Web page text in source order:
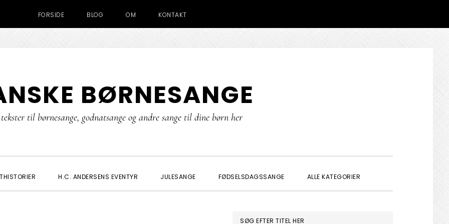
FORSIDE BLOG OM KONTAKT
BØRNESANGE
til børnesange, godnatsange og andre sange til dine børn her
H.C. ANDERSENS EVENTYR JULESANGE FØDSELSDAGSSANGE ALLE KATEGORIER
SØG EFTER TITEL HER